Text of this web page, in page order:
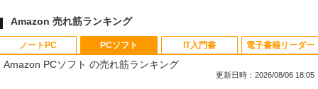
Amazon 売れ筋ランキング
ノートPC PCソフト
Amazon PCソフト の売れ筋ランキング
更新日時：2026/08/06 18:05
IT入門書 電子書籍リーダー